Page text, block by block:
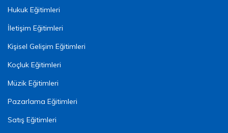
Hukuk Eğitimleri
İletişim Eğitimleri
Kişisel Gelişim Eğitimleri
Koçluk Eğitimleri
Müzik Eğitimleri
Pazarlama Eğitimleri
Satış Eğitimleri